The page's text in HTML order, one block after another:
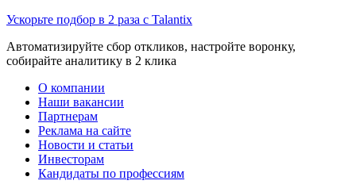
Ускорьте подбор в 2 раза с Talantix
Автоматизируйте сбор откликов, настройте воронку,
собирайте аналитику в 2 клика
О компании
Наши вакансии
Партнерам
Реклама на сайте
Новости и статьи
Инвесторам
Кандидаты по профессиям